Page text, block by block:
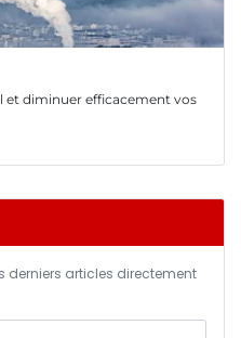
et diminuer efficacement vos
derniers articles directement